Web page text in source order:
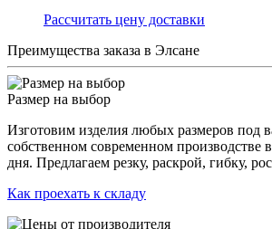
Раcсчитать цену доставки
Преимущества заказа в Элсане
Размер на выбор
Изготовим изделия любых размеров под
собственном современном производстве
дня. Предлагаем резку, раскрой, гибку,
Как проехать к складу